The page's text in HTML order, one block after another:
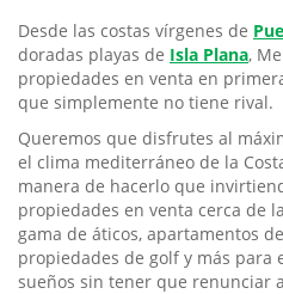
Desde las costas vírgenes de
doradas playas de Isla Plana,
propiedades en venta en
que simplemente no tiene rival.
Queremos que disfrutes al
el clima mediterráneo de la
manera de hacerlo que
propiedades en venta cerca de
gama de áticos, apartamentos
propiedades de golf y más para
sueños sin tener que renunciar